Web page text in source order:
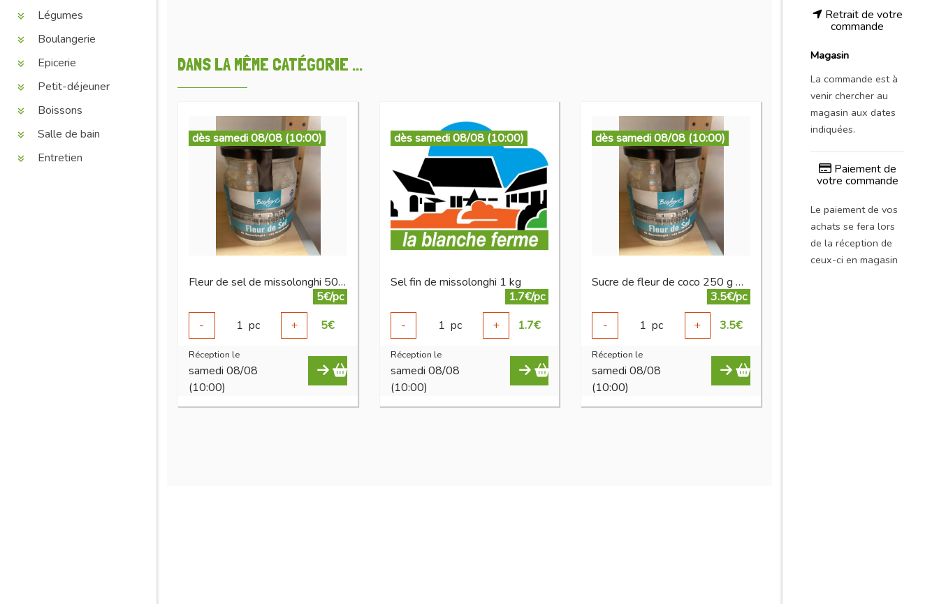
Légumes
Boulangerie
Epicerie
Petit-déjeuner
Boissons
Salle de bain
Entretien
DANS LA MÊME CATÉGORIE ...
dès samedi 08/08 (10:00)
Fleur de sel de missolonghi 500 g
5€/pc
-
1 pc + 5€
Réception le
samedi 08/08
(10:00)
dès samedi 08/08 (10:00)
Sel fin de missolonghi 1 kg
1.7€/pc
-
1 pc + 1.7€
Réception le
samedi 08/08
(10:00)
dès samedi 08/08 (10:00)
Sucre de fleur de coco 250 g BIO
3.5€/pc
-
1 pc + 3.5€
Réception le
samedi 08/08
(10:00)
Retrait de votre
commande
Magasin
La commande est à
venir chercher au
magasin aux dates
indiquées.
Paiement de
votre commande
Le paiement de vos
achats se fera lors
de la réception de
ceux-ci en magasin